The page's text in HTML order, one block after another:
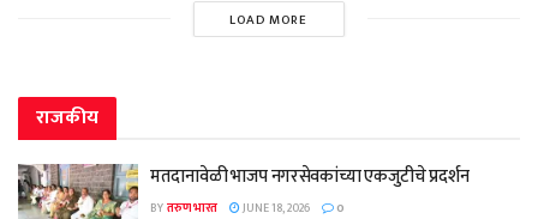
LOAD MORE
राजकीय
मतदानावेळी भाजप नगरसेवकांच्या एकजुटीचे प्रदर्शन
BYतरुण भारत JUNE 18, 2026 0